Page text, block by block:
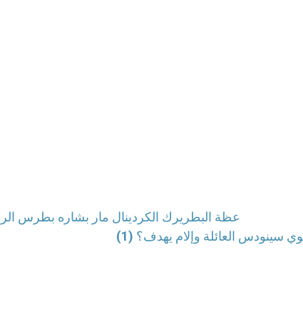
عظة البطريرك الكردينال مار بشاره بطرس الراعي
سينودس العائلة وإلام يهدف؟ (1)